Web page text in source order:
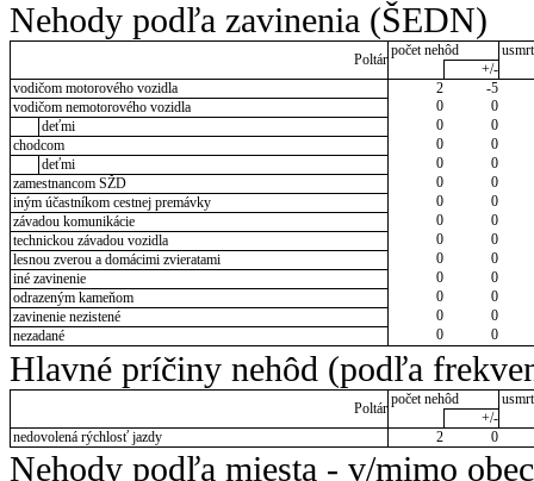
Nehody podľa zavinenia (ŠEDN)
Poltár
počet nehôd
+/-
vodičom motorového vozidla
2
-5
vodičom nemotorového vozidla
0
0
deťmi
0
0
chodcom
0
0
deťmi
0
0
zamestnancom SŽD
0
0
iným účastníkom cestnej premávky
0
0
závadou komunikácie
0
0
technickou závadou vozidla
0
0
lesnou zverou a domácimi zvieratami
0
0
iné zavinenie
0
0
odrazeným kameňom
0
0
zavinenie nezistené
0
0
nezadané
0 0
Hlavné príčiny nehôd (podľa
Poltár
počet nehôd
+/-
nedovolená rýchlosť jazdy
2 0
Nehody podľa miesta - v/mimo obec